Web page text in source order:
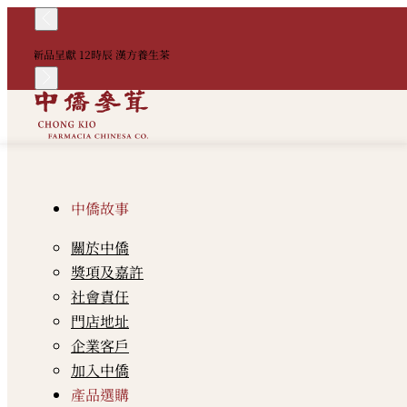
新品呈獻 12時辰 漢方養生茶
中僑故事
關於中僑
獎項及嘉許
社會責任
門店地址
企業客戶
加入中僑
產品選購